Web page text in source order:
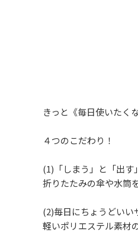
きっと《毎日使いたく
４つのこだわり！
(1)「しまう」と「出す
折りたたみの傘や水筒
(2)毎日にちょうどいい
軽いポリエステル素材